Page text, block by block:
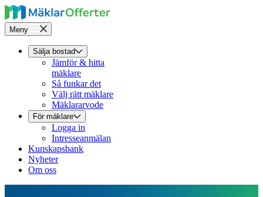
Meny
Sälja bostad
Jämför & hitta
mäklare
Så funkar det
Välj rätt mäklare
Mäklararvode
För mäklare
Logga in
Intresseanmälan
Kunskapsbank
Nyheter
Om oss